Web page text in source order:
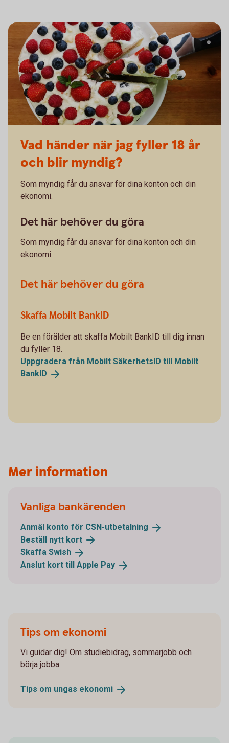
Vad händer när jag fyller 18 år
och blir myndig?
Som myndig får du ansvar för dina konton och din
ekonomi.
Det här behöver du göra
Som myndig får du ansvar för dina konton och din
ekonomi.
Det här behöver du göra
Skaffa Mobilt BankID
Be en förälder att skaffa Mobilt BankID till dig innan
du fyller 18.
Uppgradera från Mobilt SäkerhetsID till Mobilt
BankID
Mer information
Vanliga bankärenden
Anmäl konto för CSN-utbetalning
Beställ nytt kort
Skaffa Swish
Anslut kort till Apple Pay
Tips om ekonomi
Vi guidar dig! Om studiebidrag, sommarjobb och
börja jobba.
Tips om ungas ekonomi